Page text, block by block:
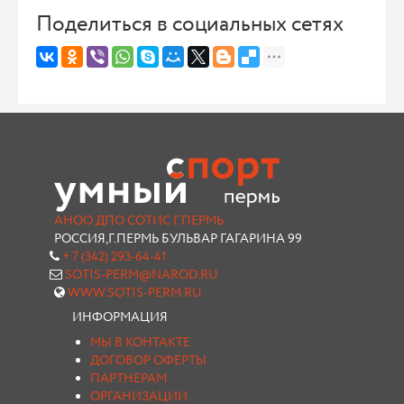
Поделиться в социальных сетях
АНОО ДПО СОТИС Г.ПЕРМЬ
РОССИЯ,Г.ПЕРМЬ БУЛЬВАР ГАГАРИНА 99
+ 7 (342) 293-64-41
SOTIS-PERM@NAROD.RU
WWW.SOTIS-PERM.RU
ИНФОРМАЦИЯ
МЫ В КОНТАКТЕ
ДОГОВОР ОФЕРТЫ
ПАРТНЕРАМ
ОРГАНИЗАЦИИ